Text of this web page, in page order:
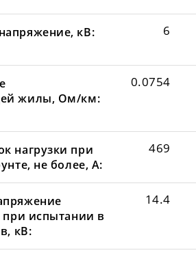
кВ: 6
жилы, Ом/км:
0.0754
нагрузки при
не более, А:
469
при испытании в
кВ:
14.4